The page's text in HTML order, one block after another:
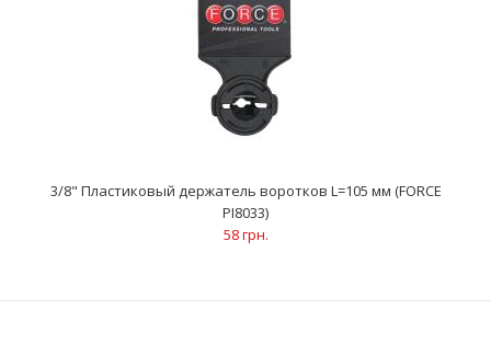
..
3/8" Пластиковый держатель воротков L=105 мм (FORCE
PI8033)
58 грн.